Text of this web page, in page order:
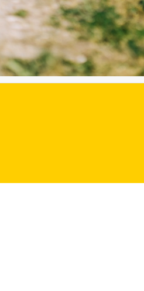
de toamnă a